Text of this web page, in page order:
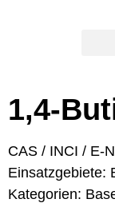
1,4-
CAS / INCI / E-
Einsatzgebiete:
Kategorien: